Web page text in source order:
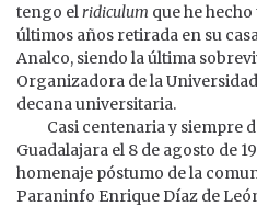
tengo elridiculum que he hecho
últimos años retirada en su
Analco, siendo la última
Organizadora de la
decana universitaria.
Casi centenaria y siempre
Guadalajara el 8 de agosto de
homenaje póstumo de la
Paraninfo Enrique Díaz de